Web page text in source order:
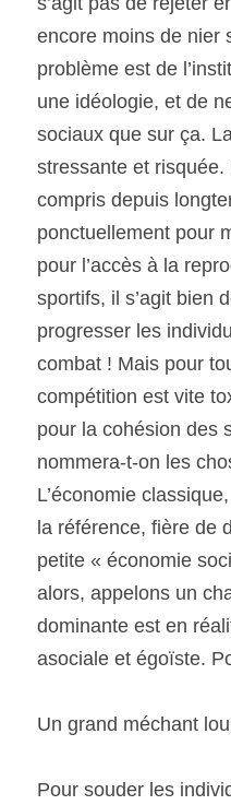
encore moins de nier
problème est de
une idéologie, et de
sociaux que sur ça.
stressante et risquée.
compris depuis
ponctuellement pour
pour l’accès à la
sportifs, il s’agit bien
progresser les
combat ! Mais pour
compétition est vite
pour la cohésion des
nommera-t-on les
L’économie
la référence, fière de
petite « économie
alors, appelons un
dominante est en
asociale et égoïste.
Un grand méchant
Pour souder les